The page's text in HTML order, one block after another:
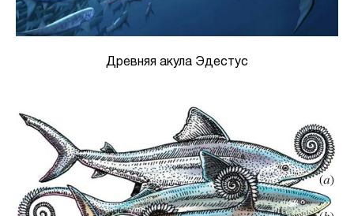
Древняя акула Эдестус